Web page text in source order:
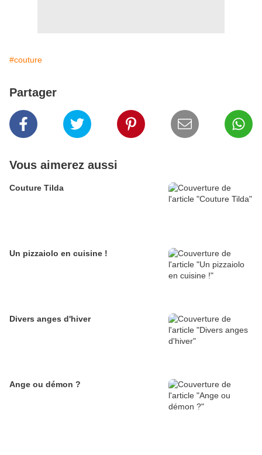
#couture
Partager
Vous aimerez aussi
Couture Tilda
Un pizzaiolo en cuisine !
Divers anges d'hiver
Ange ou démon ?